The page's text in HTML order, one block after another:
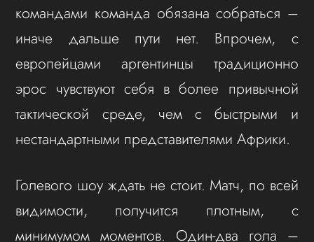
командами команда обязана собраться –
иначе дальше пути нет. Впрочем, с
европейцами аргентинцы традиционно
эрос чувствуют себя в более привычной
тактической среде, чем с быстрыми и
нестандартными представителями Африки.
Голевого шоу ждать не стоит. Матч, по всей
видимости, получится плотным, с
минимумом моментов. Один-два гола –